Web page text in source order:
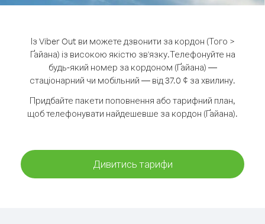
Із Viber Out ви можете дзвонити за кордон (Того >
Ґайана) із високою якістю зв'язку.Телефонуйте на
будь-який номер за кордоном (Ґайана) —
стаціонарний чи мобільний — від 37.0 ¢ за хвилину.
Придбайте пакети поповнення або тарифний план,
щоб телефонувати найдешевше за кордон (Ґайана).
Дивитись тарифи